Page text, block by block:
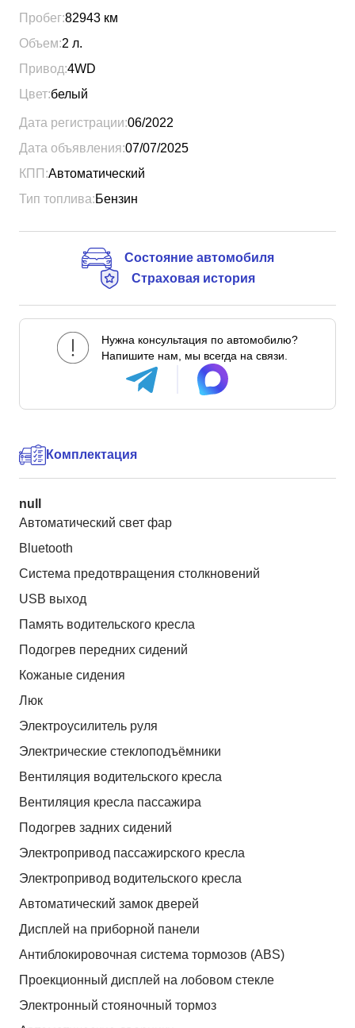
Пробег:82943 км
Объем:2 л.
Привод:4WD
Цвет:белый
Дата регистрации:06/2022
Дата объявления:07/07/2025
КПП:Автоматический
Тип топлива:Бензин
Состояние автомобиля
Страховая история
Нужна консультация по автомобилю?
Напишите нам, мы всегда на связи.
Комплектация
null
Автоматический свет фар
Bluetooth
Система предотвращения столкновений
USB выход
Память водительского кресла
Подогрев передних сидений
Кожаные сидения
Люк
Электроусилитель руля
Электрические стеклоподъёмники
Вентиляция водительского кресла
Вентиляция кресла пассажира
Подогрев задних сидений
Электропривод пассажирского кресла
Электропривод водительского кресла
Автоматический замок дверей
Дисплей на приборной панели
Антиблокировочная система тормозов (ABS)
Проекционный дисплей на лобовом стекле
Электронный стояночный тормоз